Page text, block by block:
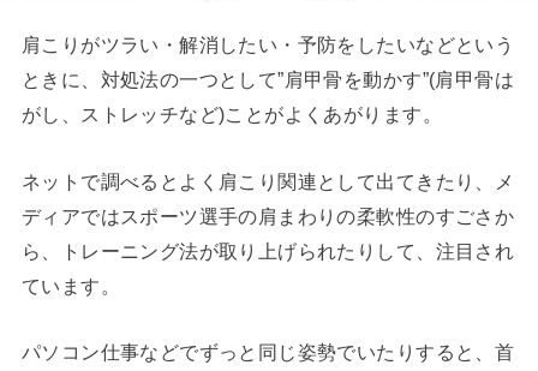
肩こりがツラい・解消したい・予防をしたいなどという
ときに、対処法の一つとして”肩甲骨を動かす”(肩甲骨は
がし、ストレッチなど)ことがよくあがります。
ネットで調べるとよく肩こり関連として出てきたり、メ
ディアではスポーツ選手の肩まわりの柔軟性のすごさか
ら、トレーニング法が取り上げられたりして、注目され
ています。
パソコン仕事などでずっと同じ姿勢でいたりすると、首